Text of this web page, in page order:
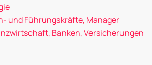
und Führungskräfte, Manager
Banken, Versicherungen